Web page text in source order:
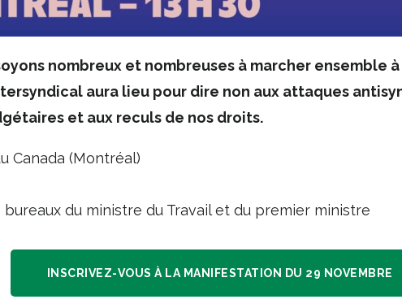
nombreux et nombreuses à marcher ensemble
aura lieu pour dire non aux attaques
et aux reculs de nos droits.
Canada (Montréal)
du ministre du Travail et du premier ministre
INSCRIVEZ-VOUS À LA MANIFESTATION DU 29 NOVEMBRE